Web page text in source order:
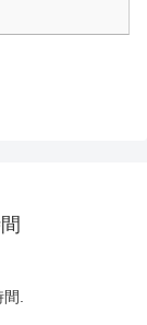
.